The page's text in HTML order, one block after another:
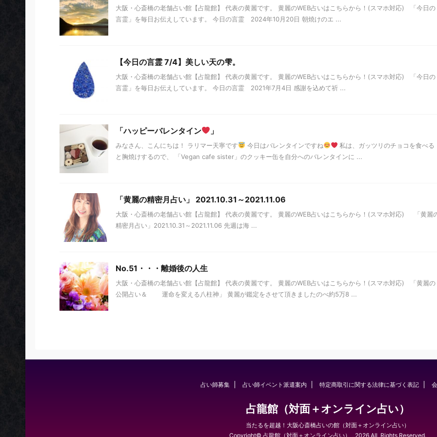
大阪・心斎橋の老舗占い館【占龍館】 代表の黄麗です。 黄麗のWEB占いはこちらから！(スマホ対応) 「今日の
言霊」を毎日お伝えしています。 今日の言霊 2024年10月20日 朝焼けのエ ...
【今日の言霊 7/4】美しい天の雫。
大阪・心斎橋の老舗占い館【占龍館】 代表の黄麗です。 黄麗のWEB占いはこちらから！(スマホ対応) 「今日の
言霊」を毎日お伝えしています。 今日の言霊 2021年7月4日 感謝を込めて祈 ...
「ハッピーバレンタイン 」
みなさん、こんにちは！ ラリマー天寧です 今日はバレンタインですね
私は、ガッツリのチョコを食べる
と胸焼けするので、 「Vegan cafe sister」のクッキー缶を自分へのバレンタインに ...
「黄麗の精密月占い」 2021.10.31～2021.11.06
大阪・心斎橋の老舗占い館【占龍館】 代表の黄麗です。 黄麗のWEB占いはこちらから！(スマホ対応) 「黄麗
精密月占い」2021.10.31～2021.11.06 先週は海 ...
No.51・・・離婚後の人生
大阪・心斎橋の老舗占い館【占龍館】 代表の黄麗です。 黄麗のWEB占いはこちらから！(スマホ対応) 「黄麗の
公開占い＆ 運命を変える八柱神」 黄麗が鑑定をさせて頂きましたのべ約5万8 ...
占い師募集 占い師イベント派遣案内 特定商取引に関する法律に基づく表記
占龍館（対面＋オンライン占い）
当たるを超越！大阪心斎橋占いの館（対面＋オンライン占い）
Copyright© 占龍館（対面＋オンライン占い） , 2026 All Rights Reserved.